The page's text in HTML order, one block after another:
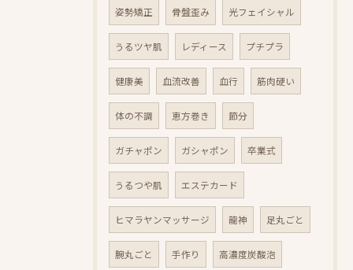
姿勢矯正 骨盤歪み 光フェイシャル
うるツヤ肌 レディース プチプラ
健康美 血流改善 血行 筋肉硬い
体の不調 恵方巻き 節分
ガチャポン ガシャポン 卒業式
うるつや肌 エステカード
ヒマラヤンマッサージ 龍神 足丸ごと
腕丸ごと 手作り 高濃度炭酸泡